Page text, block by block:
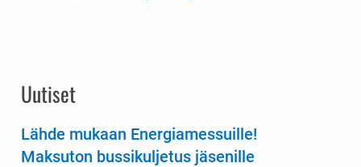
Uutiset
Lähde mukaan Energiamessuille!
Maksuton bussikuljetus jäsenille